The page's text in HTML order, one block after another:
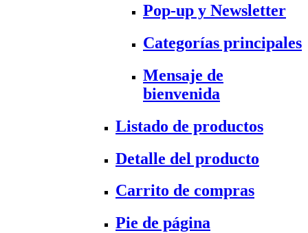
Pop-up y Newsletter
Categorías principales
Mensaje de
bienvenida
Listado de productos
Detalle del producto
Carrito de compras
Pie de página